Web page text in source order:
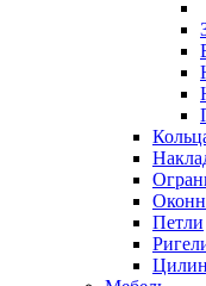
Петли